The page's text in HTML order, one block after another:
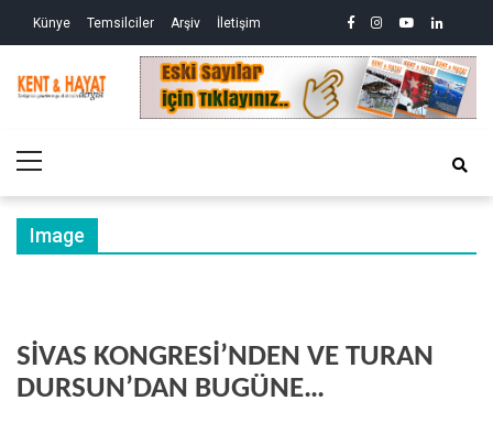
Künye Temsilciler Arşiv İletişim facebook
instagram
youtubelinkedin
ve
Kent&Hayat
Yönetim ve Genel Aktüalite Dergisi
Menu
Image
SİVAS KONGRESİ’NDEN VE TURAN
DURSUN’DAN BUGÜNE…